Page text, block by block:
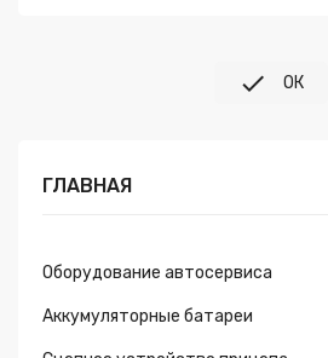
 ОК
ГЛАВНАЯ
Оборудование автосервиса
Аккумуляторные батареи